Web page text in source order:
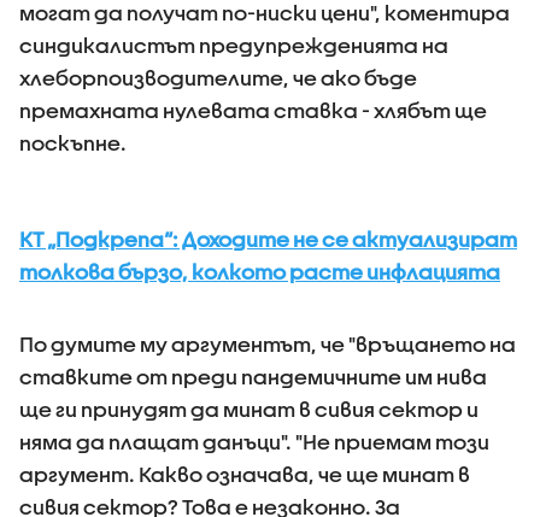
могат да получат по-ниски цени", коментира
синдикалистът предупрежденията на
хлеборпоизводителите, че ако бъде
премахната нулевата ставка - хлябът ще
поскъпне.
КТ „Подкрепа“: Доходите не се актуализират
толкова бързо, колкото расте инфлацията
По думите му аргументът, че "връщането на
ставките от преди пандемичните им нива
ще ги принудят да минат в сивия сектор и
няма да плащат данъци". "Не приемам този
аргумент. Какво означава, че ще минат в
сивия сектор? Това е незаконно. За